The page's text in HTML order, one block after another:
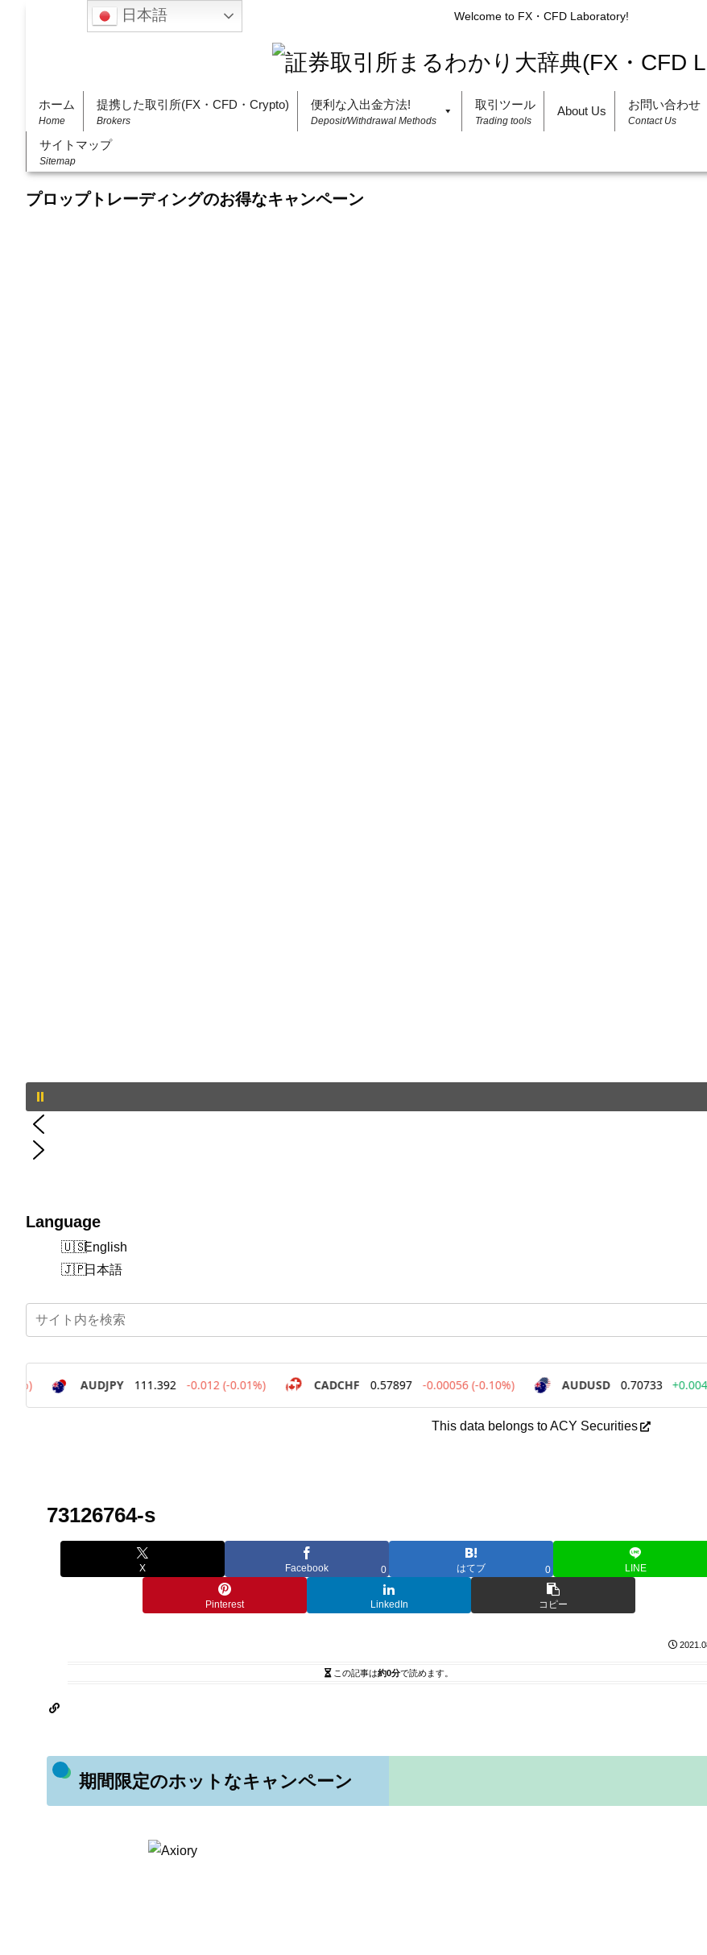
Welcome to FX・CFD Laboratory!
ホーム
Home
提携した取引所(FX・CFD・Crypto)
Brokers
便利な入出金方法!
Deposit/Withdrawal Methods
取引ツール
Trading tools
About Us お問い合わせ
Contact Us
サイトマップ
Sitemap
プロップトレーディングのお得なキャンペーン
Language
English
日本語
This data belongs to ACY Securities
73126764-s
X Facebook 0 はてブ 0 LINE
Pinterest LinkedIn コピー
この記事は約0分で読めます。
期間限定のホットなキャンペーン
日本語